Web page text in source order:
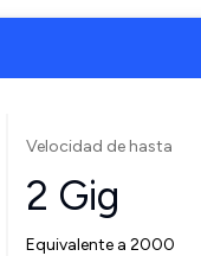
Velocidad de hasta
2 Gig
Equivalente a 2000